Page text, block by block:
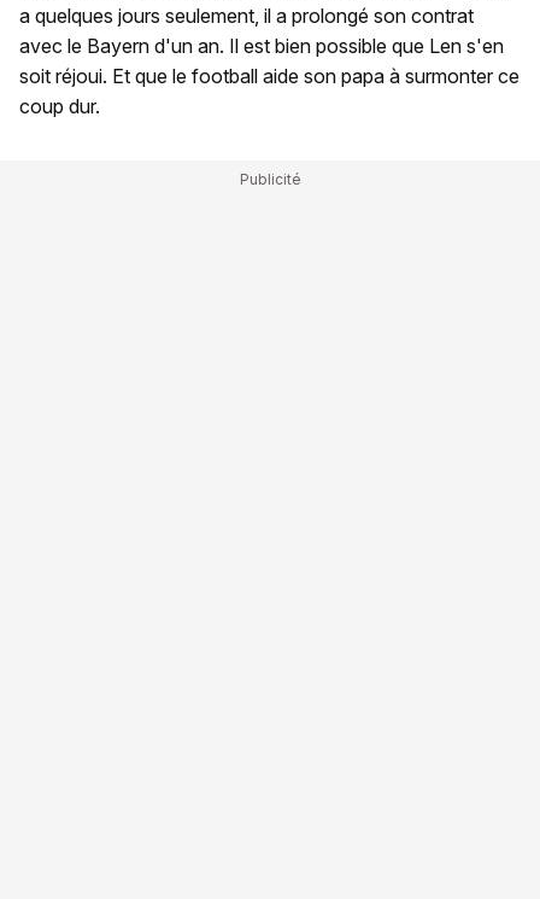
a quelques jours seulement, il a prolongé son contrat
avec le Bayern d'un an. Il est bien possible que Len s'en
soit réjoui. Et que le football aide son papa à surmonter ce
coup dur.